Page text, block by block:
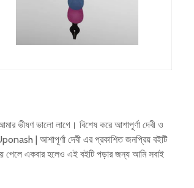
ভীষণ ভালো লাগে। বিশেষ করে আশাপূর্ণা দেবী ও
| আশাপূর্ণা দেবী এর প্রকাশিত জনপ্রিয় বইটি
পেলে একবার হলেও এই বইটি পড়ার জন্য আমি সবাই